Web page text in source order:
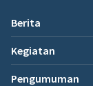
Berita
Kegiatan
Pengumuman